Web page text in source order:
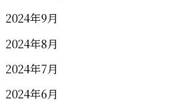
2024年9月
2024年8月
2024年7月
2024年6月